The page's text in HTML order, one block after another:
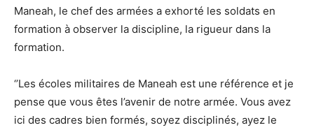
Maneah, le chef des armées a exhorté les soldats en
formation à observer la discipline, la rigueur dans la
formation.
‘’Les écoles militaires de Maneah est une référence et je
pense que vous êtes l’avenir de notre armée. Vous avez
ici des cadres bien formés, soyez disciplinés, ayez le